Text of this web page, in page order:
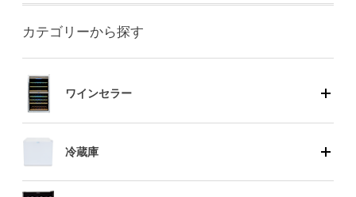
カテゴリーから探す
ワインセラー
冷蔵庫